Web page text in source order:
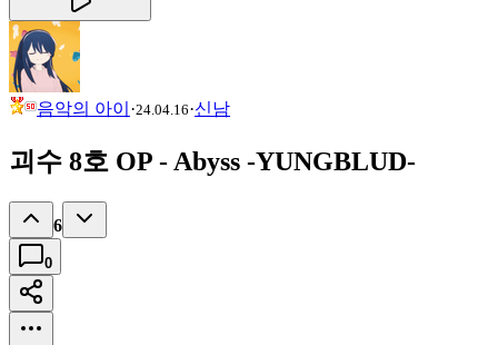
음악의 아이 ·24.04.16·신남
괴수 8호 OP - Abyss -YUNGBLUD-
6
0